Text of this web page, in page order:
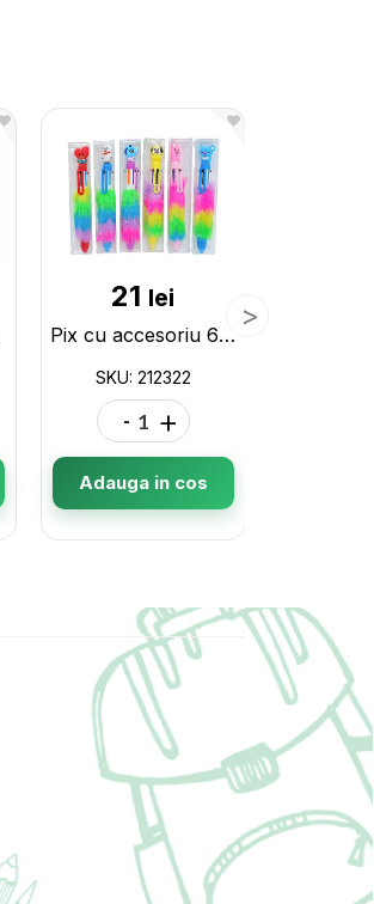
21 lei
Pix cu accesoriu 6 culori animalute si puf multicolor 212322
SKU: 212322
- +
Adauga in cos